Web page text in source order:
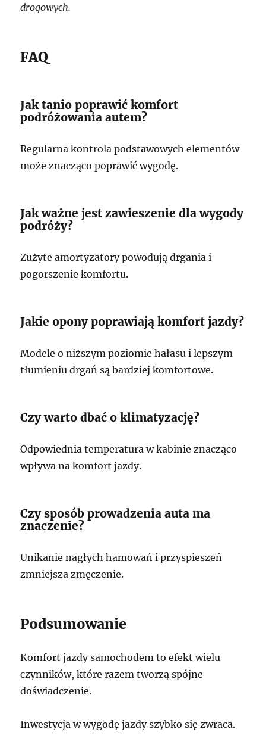
drogowych.
FAQ
Jak tanio poprawić komfort
podróżowania autem?
Regularna kontrola podstawowych elementów
może znacząco poprawić wygodę.
Jak ważne jest zawieszenie dla wygody
podróży?
Zużyte amortyzatory powodują drgania i
pogorszenie komfortu.
Jakie opony poprawiają komfort jazdy?
Modele o niższym poziomie hałasu i lepszym
tłumieniu drgań są bardziej komfortowe.
Czy warto dbać o klimatyzację?
Odpowiednia temperatura w kabinie znacząco
wpływa na komfort jazdy.
Czy sposób prowadzenia auta ma
znaczenie?
Unikanie nagłych hamowań i przyspieszeń
zmniejsza zmęczenie.
Podsumowanie
Komfort jazdy samochodem to efekt wielu
czynników, które razem tworzą spójne
doświadczenie.
Inwestycja w wygodę jazdy szybko się zwraca.